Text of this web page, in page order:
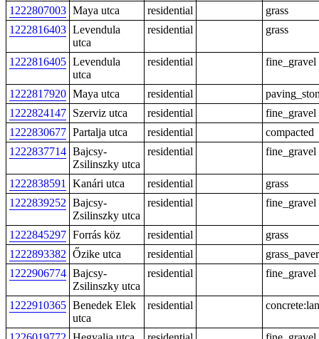
1222807003 Maya utca residential
grass
1222816403 Levendula
utca
residential grass
1222816405 Levendula
utca
residential fine_gravel
1222817920 Maya utca residential
1222824147 Szerviz utca residential
fine_gravel
1222830677 Partalja utca residential
compacted
1222837714 Bajcsy-
Zsilinszky utca
residential fine_gravel
1222838591 Kanári utca residential
grass
1222839252 Bajcsy-
Zsilinszky utca
residential fine_gravel
1222845297 Forrás köz residential
grass
1222893382 Őzike utca residential
grass_paver
1222906774 Bajcsy-
Zsilinszky utca
residential fine_gravel
1222910365 Benedek Elek
utca
residential